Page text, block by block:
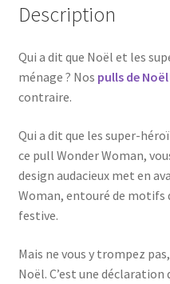
Description
Qui a dit que Noël et les
ménage ? Nos pulls de
contraire.
Qui a dit que les super-
ce pull Wonder Woman,
design audacieux met en
Woman, entouré de motifs
festive.
Mais ne vous y trompez
Noël. C’est une